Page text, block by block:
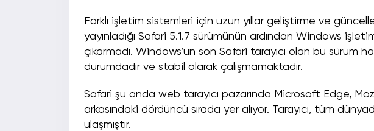
Farklı işletim sistemleri için uzun yıllar geliştirme ve
yayınladığı Safari 5.1.7 sürümünün ardından Windows
çıkarmadı. Windows’un son Safari tarayıcı olan bu sürüm
durumdadır ve stabil olarak çalışmamaktadır.
Safari şu anda web tarayıcı pazarında Microsoft Edge,
arkasındaki dördüncü sırada yer alıyor. Tarayıcı, tüm
ulaşmıştır.